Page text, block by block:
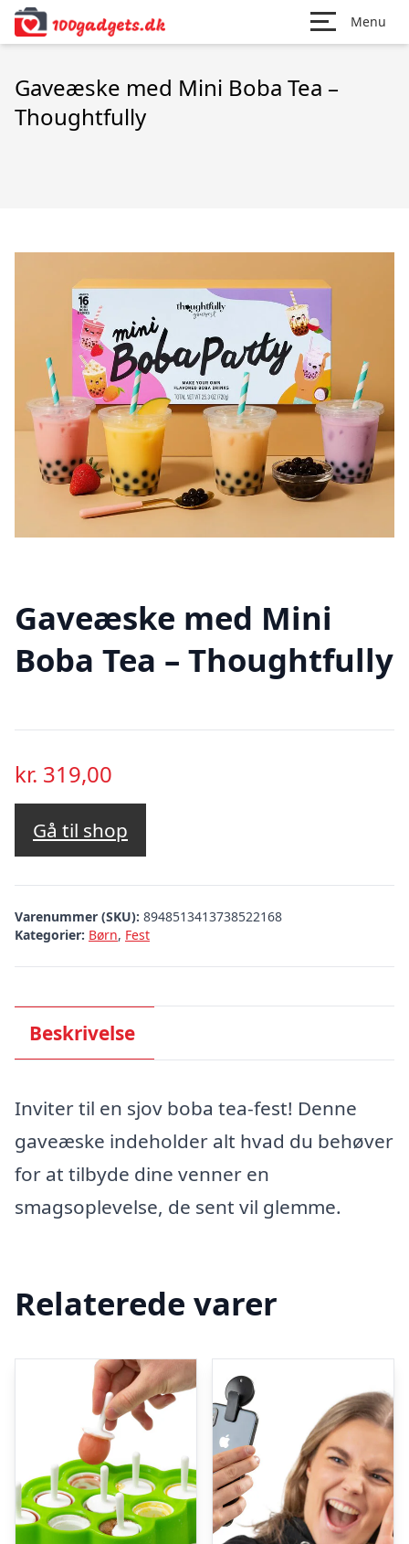
Menu
Gaveæske med Mini Boba Tea –
Thoughtfully
Gaveæske med Mini
Boba Tea – Thoughtfully
kr. 319,00
Gå til shop
Varenummer (SKU): 8948513413738522168
Kategorier: Børn, Fest
Beskrivelse
Inviter til en sjov boba tea-fest! Denne
gaveæske indeholder alt hvad du behøver
for at tilbyde dine venner en
smagsoplevelse, de sent vil glemme.
Relaterede varer